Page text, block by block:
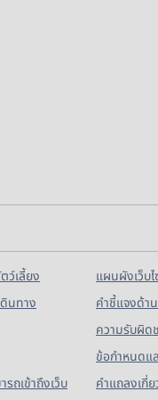
ว์เลี้ยง
นทาง
ถเข้าถึงเว็บ
แผนผังเว็บ
คำชี้แจงด้า
ความรับผิด
ข้อกำหนดแ
คําแถลงเกี่